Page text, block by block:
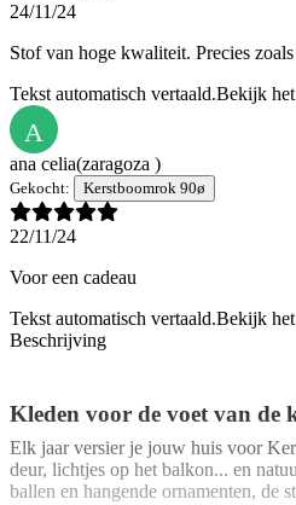
24/11/24
Stof van hoge kwaliteit. Precies
Tekst automatisch vertaald.Bekijk
A
ana celia(zaragoza )
Gekocht: Kerstboomrok 90ø
22/11/24
Voor een cadeau
Tekst automatisch vertaald.Bekijk
Beschrijving
Kleden voor de voet van de
Elk jaar versier je jouw huis voor
deur, lichtjes op het balkon... en
ballen en hangende ornamenten, de